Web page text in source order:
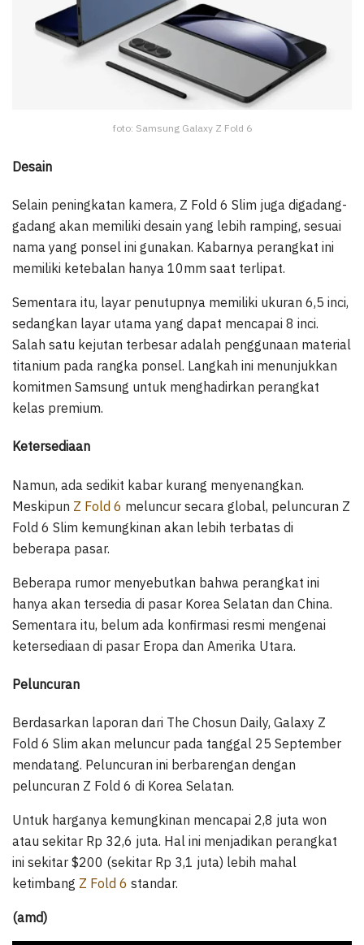
foto: Samsung Galaxy Z Fold 6
Desain
Selain peningkatan kamera, Z Fold 6 Slim juga digadang-
gadang akan memiliki desain yang lebih ramping, sesuai
nama yang ponsel ini gunakan. Kabarnya perangkat ini
memiliki ketebalan hanya 10mm saat terlipat.
Sementara itu, layar penutupnya memiliki ukuran 6,5 inci,
sedangkan layar utama yang dapat mencapai 8 inci.
Salah satu kejutan terbesar adalah penggunaan material
titanium pada rangka ponsel. Langkah ini menunjukkan
komitmen Samsung untuk menghadirkan perangkat
kelas premium.
Ketersediaan
Namun, ada sedikit kabar kurang menyenangkan.
Meskipun Z Fold 6 meluncur secara global, peluncuran Z
Fold 6 Slim kemungkinan akan lebih terbatas di
beberapa pasar.
Beberapa rumor menyebutkan bahwa perangkat ini
hanya akan tersedia di pasar Korea Selatan dan China.
Sementara itu, belum ada konfirmasi resmi mengenai
ketersediaan di pasar Eropa dan Amerika Utara.
Peluncuran
Berdasarkan laporan dari The Chosun Daily, Galaxy Z
Fold 6 Slim akan meluncur pada tanggal 25 September
mendatang. Peluncuran ini berbarengan dengan
peluncuran Z Fold 6 di Korea Selatan.
Untuk harganya kemungkinan mencapai 2,8 juta won
atau sekitar Rp 32,6 juta. Hal ini menjadikan perangkat
ini sekitar $200 (sekitar Rp 3,1 juta) lebih mahal
ketimbang Z Fold 6 standar.
(amd)